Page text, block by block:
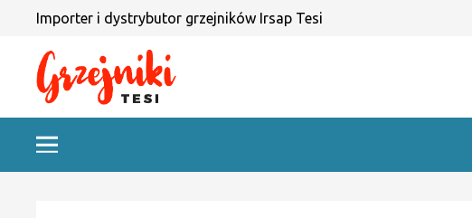
Importer i dystrybutor grzejników Irsap Tesi